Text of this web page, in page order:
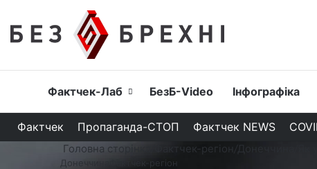
Головна
Фактчек-Лаб БезБ-Video Інфографіка
Фактчек Пропаганда-СТОП Фактчек NEWS
Головна сторінка Фактчек-регіон Донеччина
Донеччина Фактчек-регіон